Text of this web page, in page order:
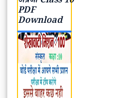
100) अनिवार्य
अंग्रेजी Class
10 PDF
Download